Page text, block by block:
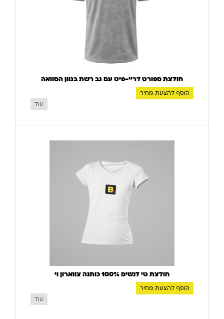
חולצת ספורט דריי-פיט עם גב רשת בגוון הסוואה
הוסף להצעת מחיר
עוד
חולצת טי לנשים 100% כותנה צווארון וי
הוסף להצעת מחיר
עוד